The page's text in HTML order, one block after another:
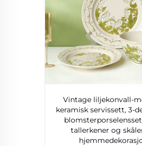
Vintage liljekonvall-
keramisk servissett, 3-
tallerkener og